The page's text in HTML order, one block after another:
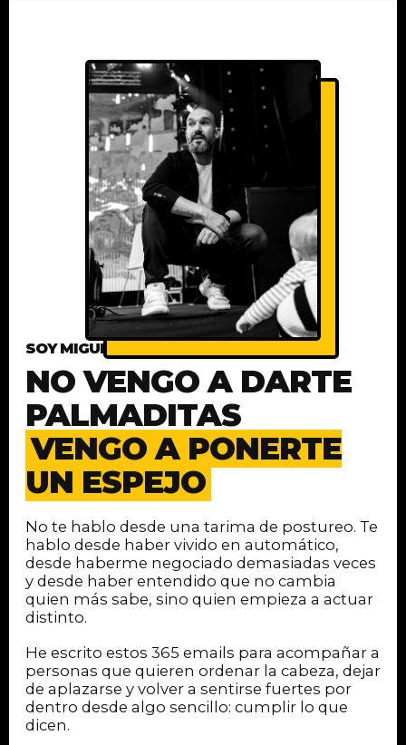
SOY MIGUEL BERENGUER
NO VENGO A DARTE
PALMADITAS
VENGO A PONERTE
UN ESPEJO
No te hablo desde una tarima de postureo. Te
hablo desde haber vivido en automático,
desde haberme negociado demasiadas veces
y desde haber entendido que no cambia
quien más sabe, sino quien empieza a actuar
distinto.
He escrito estos 365 emails para acompañar a
personas que quieren ordenar la cabeza, dejar
de aplazarse y volver a sentirse fuertes por
dentro desde algo sencillo: cumplir lo que
dicen.